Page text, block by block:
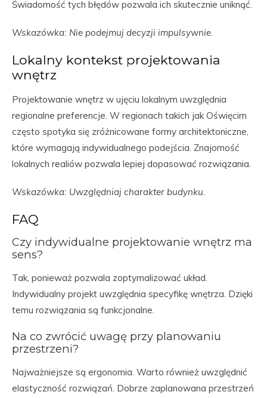
Świadomość tych błędów pozwala ich skutecznie uniknąć.
Wskazówka: Nie podejmuj decyzji impulsywnie.
Lokalny kontekst projektowania
wnętrz
Projektowanie wnętrz w ujęciu lokalnym uwzględnia
regionalne preferencje. W regionach takich jak Oświęcim
często spotyka się zróżnicowane formy architektoniczne,
które wymagają indywidualnego podejścia. Znajomość
lokalnych realiów pozwala lepiej dopasować rozwiązania.
Wskazówka: Uwzględniaj charakter budynku.
FAQ
Czy indywidualne projektowanie wnętrz ma
sens?
Tak, ponieważ pozwala zoptymalizować układ.
Indywidualny projekt uwzględnia specyfikę wnętrza. Dzięki
temu rozwiązania są funkcjonalne.
Na co zwrócić uwagę przy planowaniu
przestrzeni?
Najważniejsze są ergonomia. Warto również uwzględnić
elastyczność rozwiązań. Dobrze zaplanowana przestrzeń